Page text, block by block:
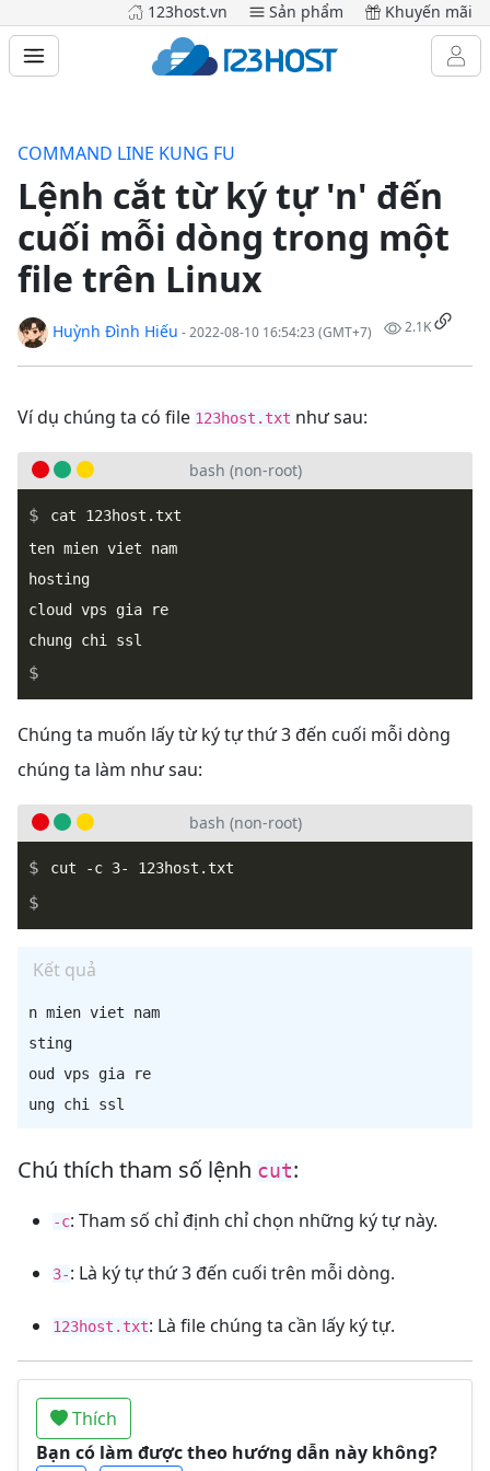
123host.vn Sản phẩm Khuyến mãi
COMMAND LINE KUNG FU
Lệnh cắt từ ký tự 'n' đến
cuối mỗi dòng trong một
file trên Linux
2.1K
Huỳnh Đình Hiếu - 2022-08-10 16:54:23 (GMT+7)
Ví dụ chúng ta có file 123host.txt như sau:
bash (non-root)
cat 123host.txt
ten mien viet nam
hosting
cloud vps gia re
Chúng ta muốn lấy từ ký tự thứ 3 đến cuối mỗi dòng
chúng ta làm như sau:
bash (non-root)
Kết quả
n mien viet nam
sting
oud vps gia re
Chú thích tham số lệnh cut:
-c: Tham số chỉ định chỉ chọn những ký tự này.
3-: Là ký tự thứ 3 đến cuối trên mỗi dòng.
123host.txt: Là file chúng ta cần lấy ký tự.
Thích
Bạn có làm được theo hướng dẫn này không?